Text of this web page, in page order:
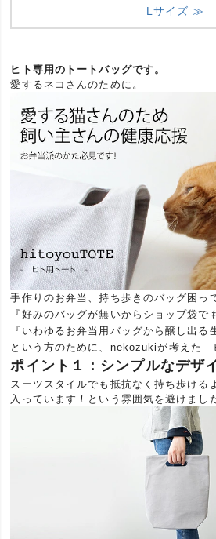
Lサイズ ≫
ヒト専用のトートバッグです。
愛するネコさんのために。
手作りのお弁当、持ち歩きのバッグ困っ
『好みのバッグが無いからショップ袋で
『いわゆるお弁当用バッグから醸し出る
という方のために、nekozukiが考えた
ポイント１：シンプルなデザ
スーツスタイルでも抵抗なく持ち歩ける
入っています！という雰囲気を避けまし